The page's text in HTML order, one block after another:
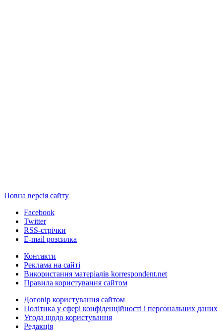
Повна версія сайту
Facebook
Twitter
RSS-стрічки
E-mail розсилка
Контакти
Реклама на сайті
Використання матеріалів korrespondent.net
Правила користування сайтом
Договір користування сайтом
Політика у сфері конфіденційності і персональних даних
Угода щодо користування
Редакція